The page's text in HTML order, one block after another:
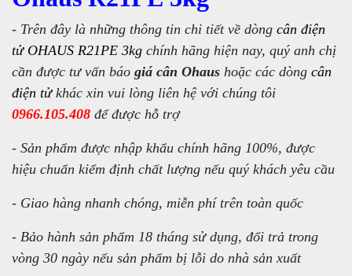
- Trên đây là những thông tin chi tiết về dòng cân điện
tử OHAUS R21PE 3kg chính hãng hiện nay, quý anh chị
cần được tư vấn báo giá cân Ohaus hoặc các dòng cân
điện tửkhác xin vui lòng liên hệ với chúng tôi
0966.105.408 để được hỗ trợ
- Sản phẩm được nhập khẩu chính hãng 100%, được
hiệu chuẩn kiểm định chất lượng nếu quý khách yêu cầu
- Giao hàng nhanh chóng, miễn phí trên toàn quốc
- Bảo hành sản phẩm 18 tháng sử dụng, đổi trả trong
vòng 30 ngày nếu sản phẩm bị lỗi do nhà sản xuất